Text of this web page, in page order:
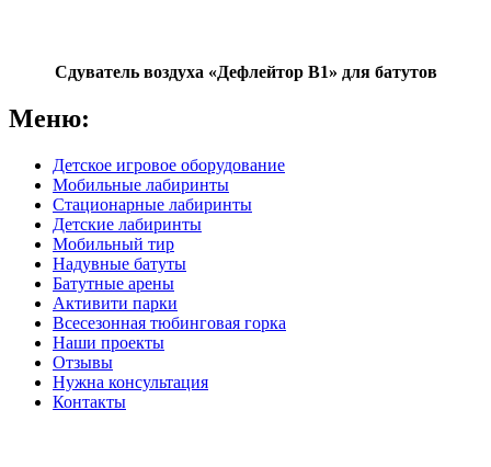
Сдуватель воздуха «Дефлейтор B1» для батутов
Меню:
Детское игровое оборудование
Мобильные лабиринты
Стационарные лабиринты
Детские лабиринты
Мобильный тир
Надувные батуты
Батутные арены
Активити парки
Всесезонная тюбинговая горка
Наши проекты
Отзывы
Нужна консультация
Контакты